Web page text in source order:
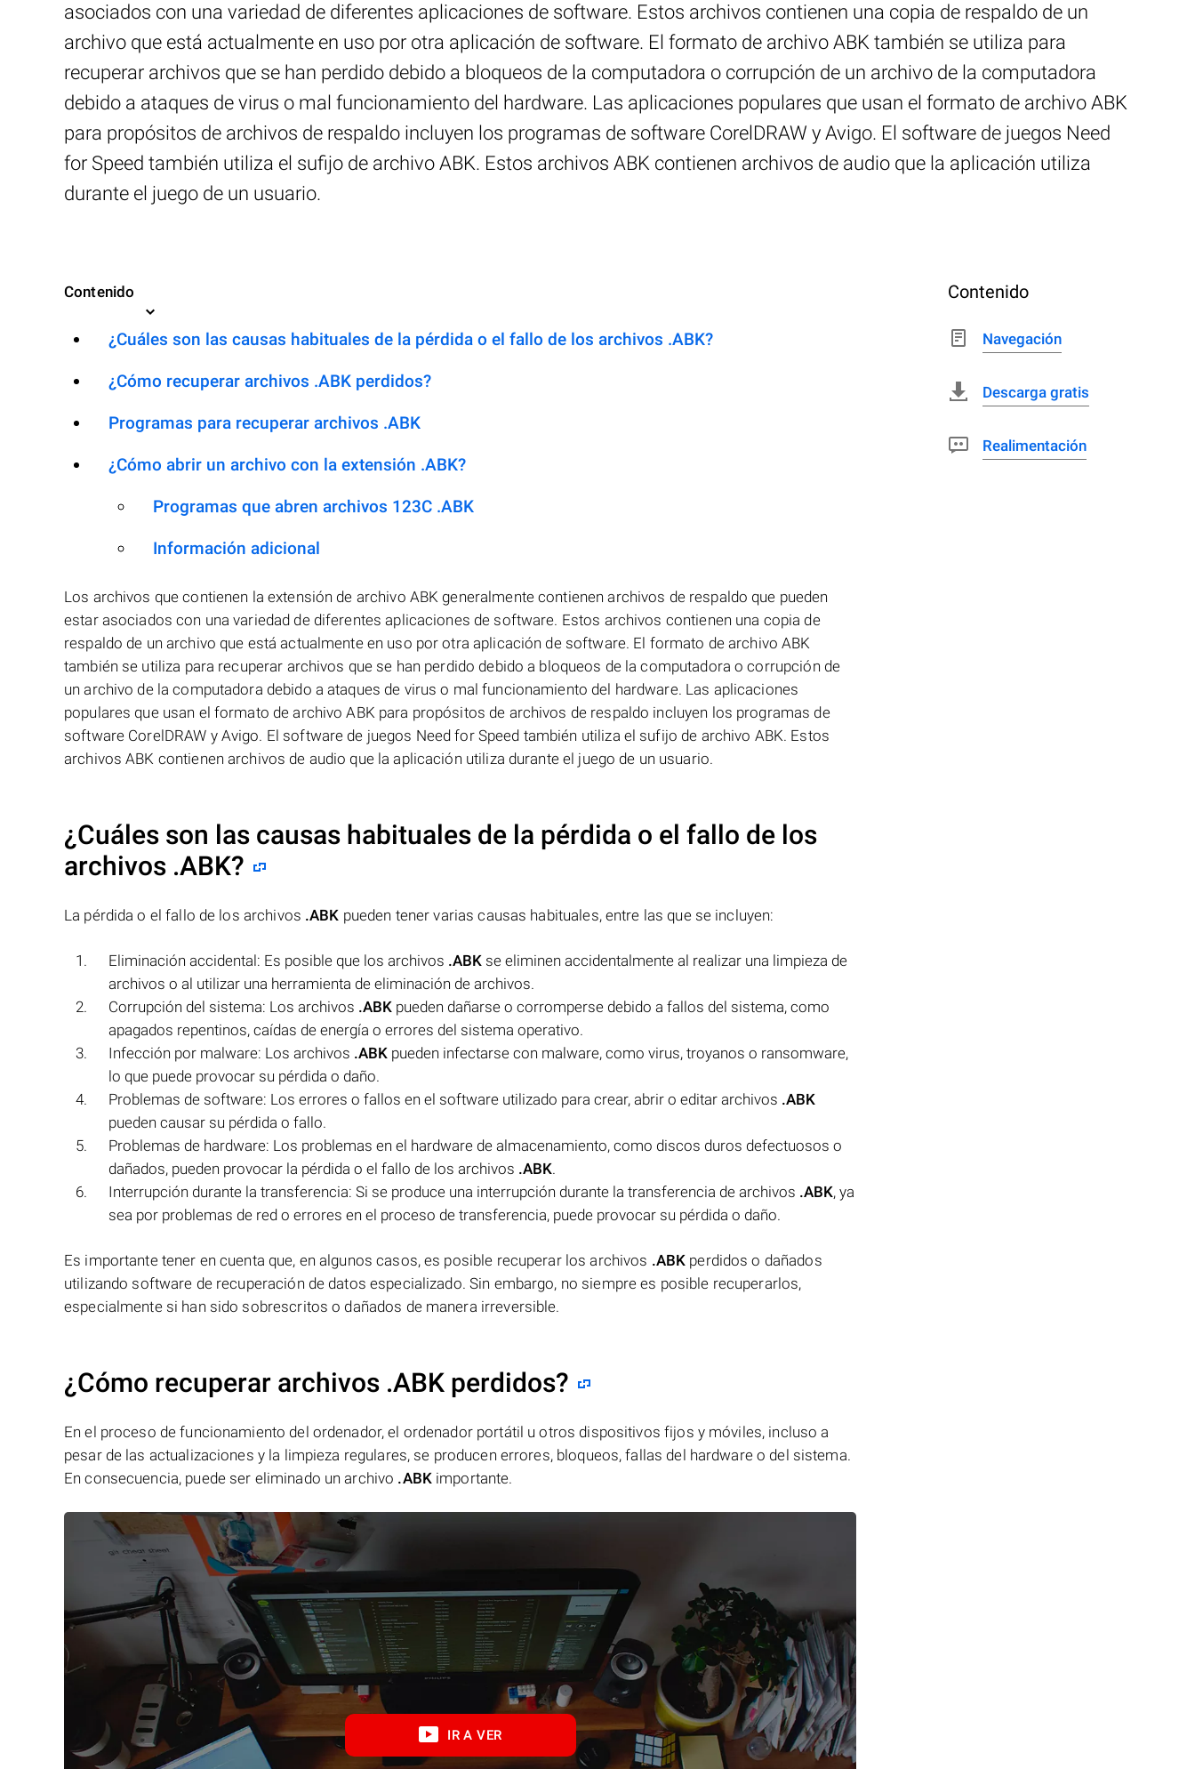
asociados con una variedad de diferentes aplicaciones de software. Estos archivos contienen una copia de respaldo de un
archivo que está actualmente en uso por otra aplicación de software. El formato de archivo ABK también se utiliza para
recuperar archivos que se han perdido debido a bloqueos de la computadora o corrupción de un archivo de la computadora
debido a ataques de virus o mal funcionamiento del hardware. Las aplicaciones populares que usan el formato de archivo ABK
para propósitos de archivos de respaldo incluyen los programas de software CorelDRAW y Avigo. El software de juegos Need
for Speed también utiliza el sufijo de archivo ABK. Estos archivos ABK contienen archivos de audio que la aplicación utiliza
durante el juego de un usuario.
Contenido
¿Cuáles son las causas habituales de la pérdida o el fallo de los archivos .ABK?
¿Cómo recuperar archivos .ABK perdidos?
Programas para recuperar archivos .ABK
¿Cómo abrir un archivo con la extensión .ABK?
Programas que abren archivos 123C .ABK
Información adicional
Los archivos que contienen la extensión de archivo ABK generalmente contienen archivos de respaldo que pueden
estar asociados con una variedad de diferentes aplicaciones de software. Estos archivos contienen una copia de
respaldo de un archivo que está actualmente en uso por otra aplicación de software. El formato de archivo ABK
también se utiliza para recuperar archivos que se han perdido debido a bloqueos de la computadora o corrupción de
un archivo de la computadora debido a ataques de virus o mal funcionamiento del hardware. Las aplicaciones
populares que usan el formato de archivo ABK para propósitos de archivos de respaldo incluyen los programas de
software CorelDRAW y Avigo. El software de juegos Need for Speed también utiliza el sufijo de archivo ABK. Estos
archivos ABK contienen archivos de audio que la aplicación utiliza durante el juego de un usuario.
¿Cuáles son las causas habituales de la pérdida o el fallo de los
archivos .ABK?
La pérdida o el fallo de los archivos .ABK pueden tener varias causas habituales, entre las que se incluyen:
Eliminación accidental: Es posible que los archivos .ABK se eliminen accidentalmente al realizar una limpieza de
archivos o al utilizar una herramienta de eliminación de archivos.
Corrupción del sistema: Los archivos .ABK pueden dañarse o corromperse debido a fallos del sistema, como
apagados repentinos, caídas de energía o errores del sistema operativo.
Infección por malware: Los archivos .ABK pueden infectarse con malware, como virus, troyanos o ransomware,
lo que puede provocar su pérdida o daño.
Problemas de software: Los errores o fallos en el software utilizado para crear, abrir o editar archivos .ABK
pueden causar su pérdida o fallo.
Problemas de hardware: Los problemas en el hardware de almacenamiento, como discos duros defectuosos o
dañados, pueden provocar la pérdida o el fallo de los archivos .ABK.
Interrupción durante la transferencia: Si se produce una interrupción durante la transferencia de archivos .ABK, ya
sea por problemas de red o errores en el proceso de transferencia, puede provocar su pérdida o daño.
Es importante tener en cuenta que, en algunos casos, es posible recuperar los archivos .ABK perdidos o dañados
utilizando software de recuperación de datos especializado. Sin embargo, no siempre es posible recuperarlos,
especialmente si han sido sobrescritos o dañados de manera irreversible.
¿Cómo recuperar archivos .ABK perdidos?
En el proceso de funcionamiento del ordenador, el ordenador portátil u otros dispositivos fijos y móviles, incluso a
pesar de las actualizaciones y la limpieza regulares, se producen errores, bloqueos, fallas del hardware o del sistema.
En consecuencia, puede ser eliminado un archivo .ABKimportante.
IR A VER
Contenido
Navegación
Descarga gratis
Realimentación